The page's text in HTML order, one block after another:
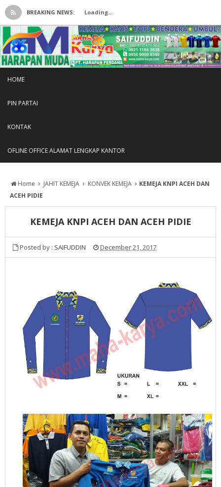
BREAKING NEWS: Loading...
HOME
PIN PARTAI
KONTAK
OFLINE OFFICE ALAMAT LENGKAP KANTOR
Home › JAHIT KEMEJA › KONVEK KEMEJA › KEMEJA KNPI ACEH DAN
ACEH PIDIE
KEMEJA KNPI ACEH DAN ACEH PIDIE
Posted by : SAIFUDDIN December 21, 2017